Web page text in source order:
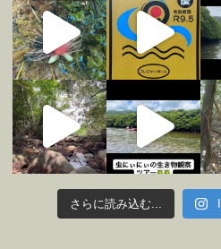
さらに読み込む...